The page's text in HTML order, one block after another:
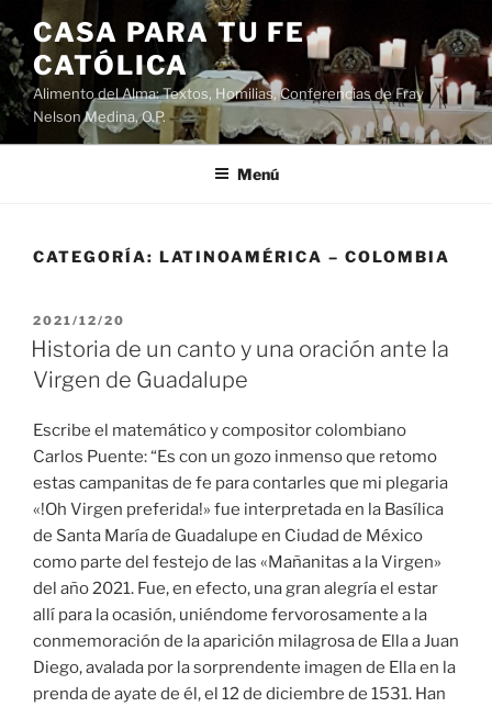
Saltar
al
contenido
CASA PARA TU FE
CATÓLICA
Alimento del Alma: Textos, Homilias, Conferencias de Fray
Nelson Medina, O.P.
Menú
CATEGORÍA: LATINOAMÉRICA – COLOMBIA
PUBLICADO
EL
2021/12/20
Historia de un canto y una oración ante la
Virgen de Guadalupe
Escribe el matemático y compositor colombiano
Carlos Puente: “Es con un gozo inmenso que retomo
estas campanitas de fe para contarles que mi plegaria
«!Oh Virgen preferida!» fue interpretada en la Basílica
de Santa María de Guadalupe en Ciudad de México
como parte del festejo de las «Mañanitas a la Virgen»
del año 2021. Fue, en efecto, una gran alegría el estar
allí para la ocasión, uniéndome fervorosamente a la
conmemoración de la aparición milagrosa de Ella a Juan
Diego, avalada por la sorprendente imagen de Ella en la
prenda de ayate de él, el 12 de diciembre de 1531. Han